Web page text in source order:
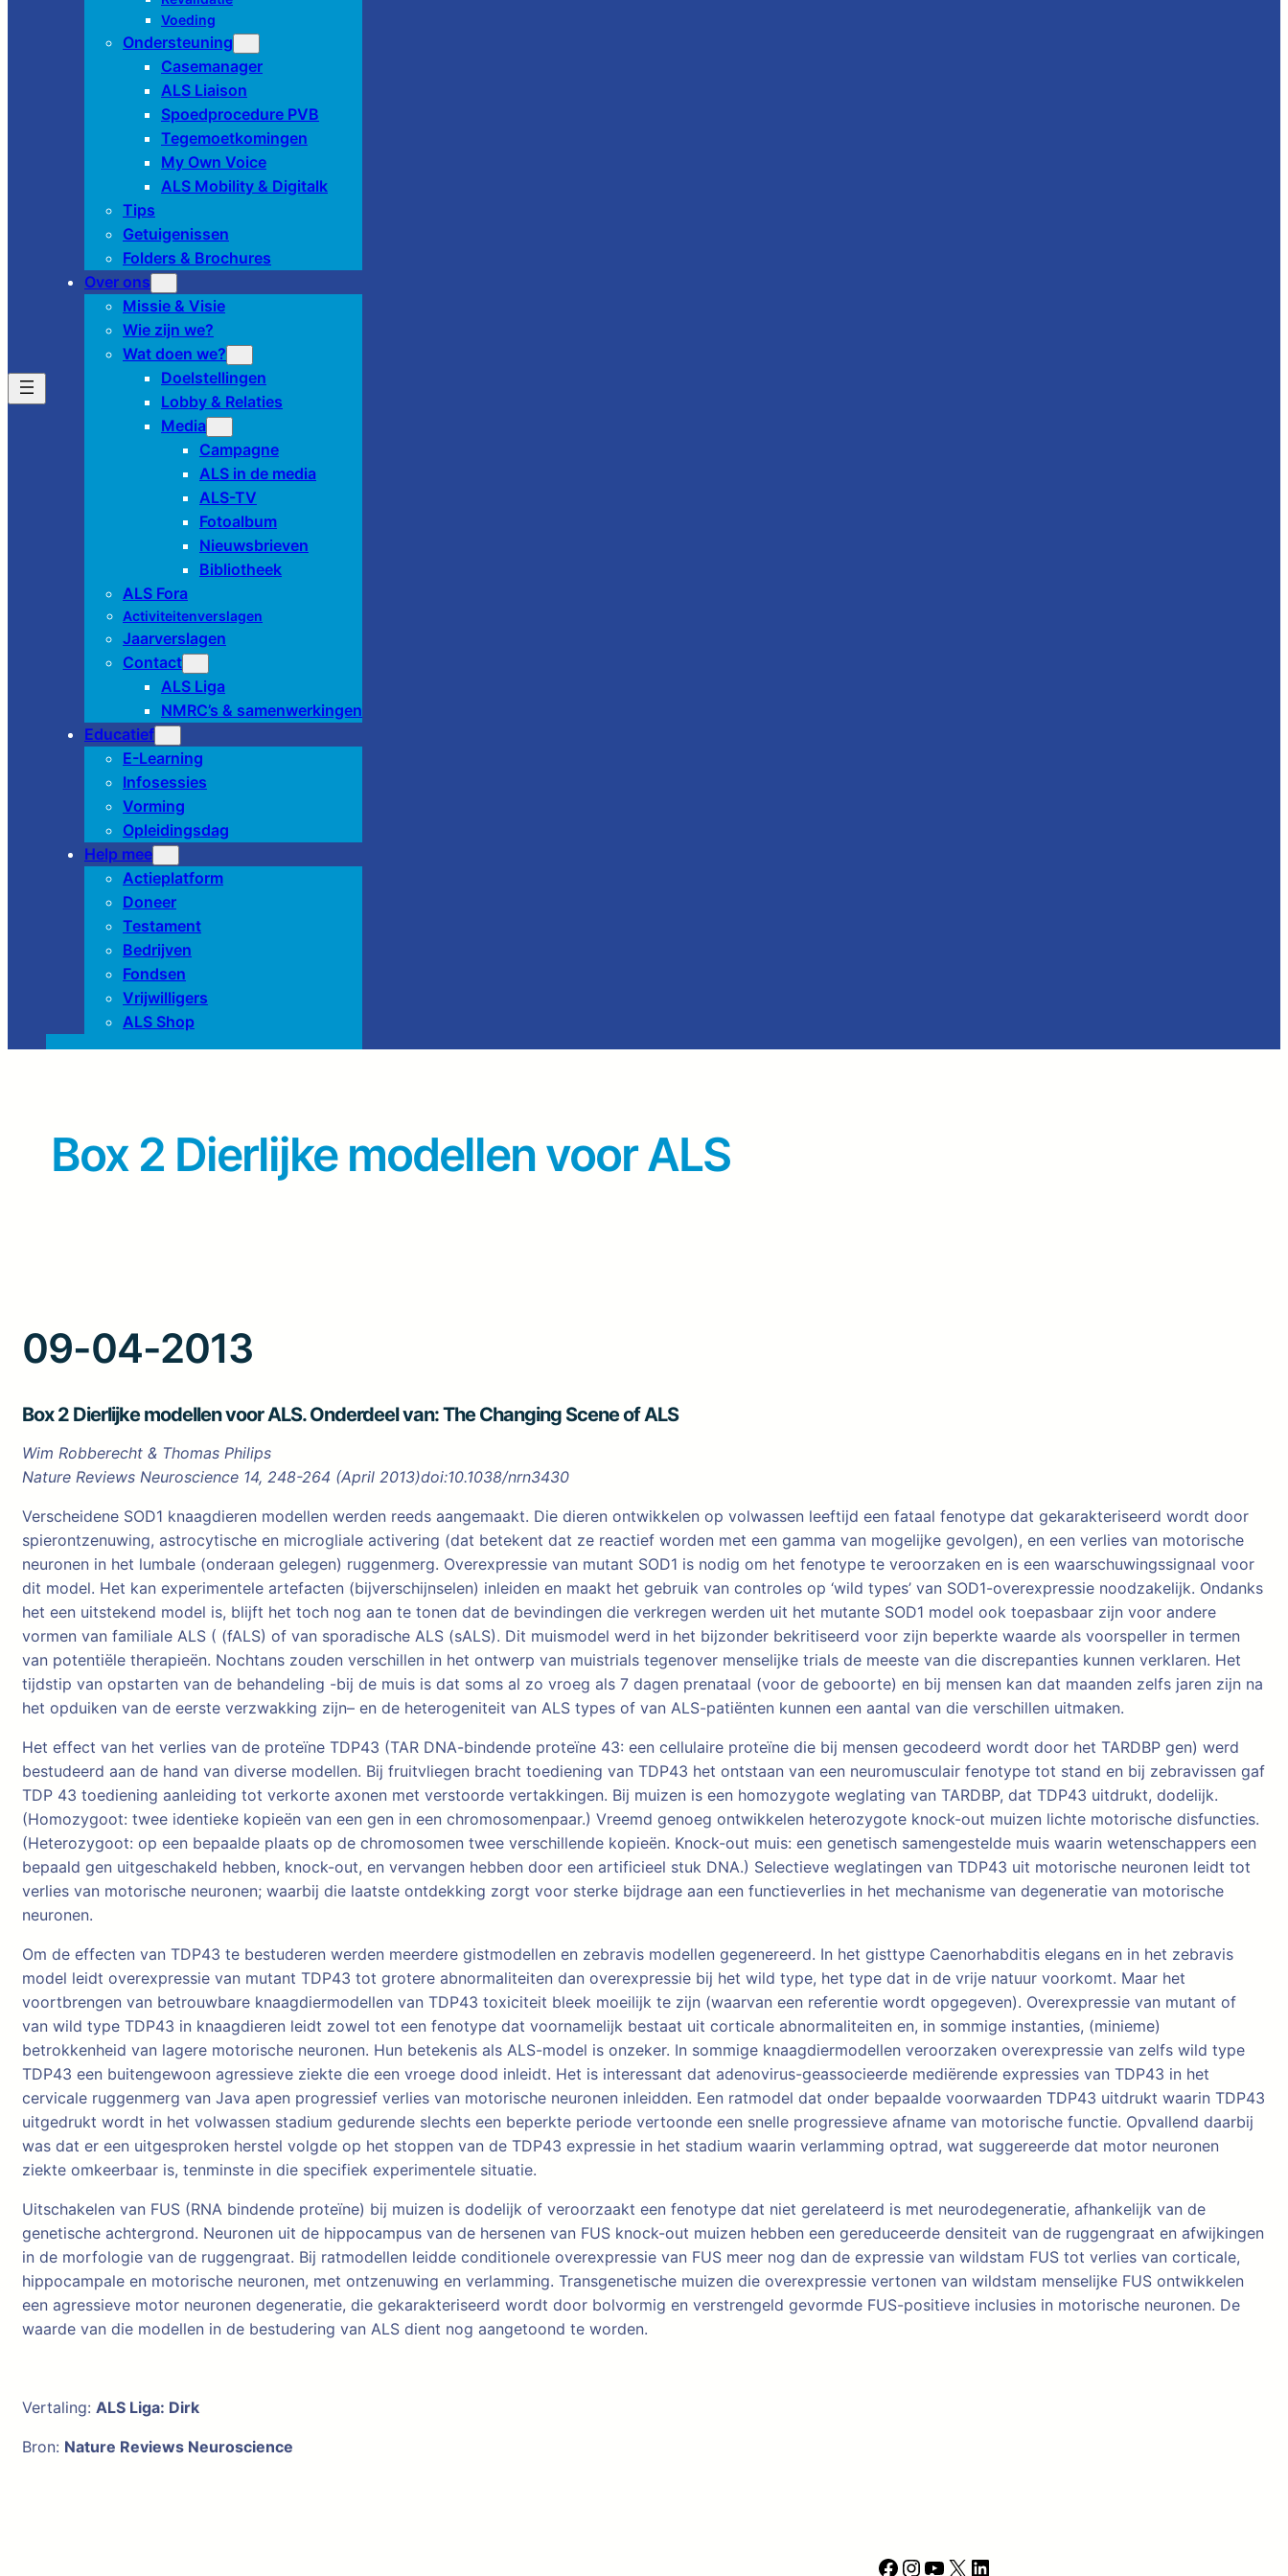
Voeding
Ondersteuning
Casemanager
ALS Liaison
Spoedprocedure PVB
Tegemoetkomingen
My Own Voice
ALS Mobility & Digitalk
Tips
Getuigenissen
Folders & Brochures
Over ons
Missie & Visie
Wie zijn we?
Wat doen we?
Doelstellingen
Lobby & Relaties
Media
Campagne
ALS in de media
ALS-TV
Fotoalbum
Nieuwsbrieven
Bibliotheek
ALS Fora
Activiteitenverslagen
Jaarverslagen
Contact
ALS Liga
NMRC’s & samenwerkingen
Educatief
E-Learning
Infosessies
Vorming
Opleidingsdag
Help mee
Actieplatform
Doneer
Testament
Bedrijven
Fondsen
Vrijwilligers
ALS Shop
Box 2 Dierlijke modellen voor ALS
09-04-2013
Box 2 Dierlijke modellen voor ALS. Onderdeel van: The Changing Scene of ALS
Wim Robberecht & Thomas Philips
Nature Reviews Neuroscience 14, 248-264 (April 2013)doi:10.1038/nrn3430
Verscheidene SOD1 knaagdieren modellen werden reeds aangemaakt. Die dieren ontwikkelen op volwassen leeftijd een fataal fenotype dat gekarakteriseerd wordt door
spierontzenuwing, astrocytische en microgliale activering (dat betekent dat ze reactief worden met een gamma van mogelijke gevolgen), en een verlies van motorische
neuronen in het lumbale (onderaan gelegen) ruggenmerg. Overexpressie van mutant SOD1 is nodig om het fenotype te veroorzaken en is een waarschuwingssignaal voor
dit model. Het kan experimentele artefacten (bijverschijnselen) inleiden en maakt het gebruik van controles op ‘wild types’ van SOD1-overexpressie noodzakelijk. Ondanks
het een uitstekend model is, blijft het toch nog aan te tonen dat de bevindingen die verkregen werden uit het mutante SOD1 model ook toepasbaar zijn voor andere
vormen van familiale ALS ( (fALS) of van sporadische ALS (sALS). Dit muismodel werd in het bijzonder bekritiseerd voor zijn beperkte waarde als voorspeller in termen
van potentiële therapieën. Nochtans zouden verschillen in het ontwerp van muistrials tegenover menselijke trials de meeste van die discrepanties kunnen verklaren. Het
tijdstip van opstarten van de behandeling -bij de muis is dat soms al zo vroeg als 7 dagen prenataal (voor de geboorte) en bij mensen kan dat maanden zelfs jaren zijn na
het opduiken van de eerste verzwakking zijn– en de heterogeniteit van ALS types of van ALS-patiënten kunnen een aantal van die verschillen uitmaken.
Het effect van het verlies van de proteïne TDP43 (TAR DNA-bindende proteïne 43: een cellulaire proteïne die bij mensen gecodeerd wordt door het TARDBP gen) werd
bestudeerd aan de hand van diverse modellen. Bij fruitvliegen bracht toediening van TDP43 het ontstaan van een neuromusculair fenotype tot stand en bij zebravissen gaf
TDP 43 toediening aanleiding tot verkorte axonen met verstoorde vertakkingen. Bij muizen is een homozygote weglating van TARDBP, dat TDP43 uitdrukt, dodelijk.
(Homozygoot: twee identieke kopieën van een gen in een chromosomenpaar.) Vreemd genoeg ontwikkelen heterozygote knock-out muizen lichte motorische disfuncties.
(Heterozygoot: op een bepaalde plaats op de chromosomen twee verschillende kopieën. Knock-out muis: een genetisch samengestelde muis waarin wetenschappers een
bepaald gen uitgeschakeld hebben, knock-out, en vervangen hebben door een artificieel stuk DNA.) Selectieve weglatingen van TDP43 uit motorische neuronen leidt tot
verlies van motorische neuronen; waarbij die laatste ontdekking zorgt voor sterke bijdrage aan een functieverlies in het mechanisme van degeneratie van motorische
neuronen.
Om de effecten van TDP43 te bestuderen werden meerdere gistmodellen en zebravis modellen gegenereerd. In het gisttype Caenorhabditis elegans en in het zebravis
model leidt overexpressie van mutant TDP43 tot grotere abnormaliteiten dan overexpressie bij het wild type, het type dat in de vrije natuur voorkomt. Maar het
voortbrengen van betrouwbare knaagdiermodellen van TDP43 toxiciteit bleek moeilijk te zijn (waarvan een referentie wordt opgegeven). Overexpressie van mutant of
van wild type TDP43 in knaagdieren leidt zowel tot een fenotype dat voornamelijk bestaat uit corticale abnormaliteiten en, in sommige instanties, (minieme)
betrokkenheid van lagere motorische neuronen. Hun betekenis als ALS-model is onzeker. In sommige knaagdiermodellen veroorzaken overexpressie van zelfs wild type
TDP43 een buitengewoon agressieve ziekte die een vroege dood inleidt. Het is interessant dat adenovirus-geassocieerde mediërende expressies van TDP43 in het
cervicale ruggenmerg van Java apen progressief verlies van motorische neuronen inleidden. Een ratmodel dat onder bepaalde voorwaarden TDP43 uitdrukt waarin TDP43
uitgedrukt wordt in het volwassen stadium gedurende slechts een beperkte periode vertoonde een snelle progressieve afname van motorische functie. Opvallend daarbij
was dat er een uitgesproken herstel volgde op het stoppen van de TDP43 expressie in het stadium waarin verlamming optrad, wat suggereerde dat motor neuronen
ziekte omkeerbaar is, tenminste in die specifiek experimentele situatie.
Uitschakelen van FUS (RNA bindende proteïne) bij muizen is dodelijk of veroorzaakt een fenotype dat niet gerelateerd is met neurodegeneratie, afhankelijk van de
genetische achtergrond. Neuronen uit de hippocampus van de hersenen van FUS knock-out muizen hebben een gereduceerde densiteit van de ruggengraat en afwijkingen
in de morfologie van de ruggengraat. Bij ratmodellen leidde conditionele overexpressie van FUS meer nog dan de expressie van wildstam FUS tot verlies van corticale,
hippocampale en motorische neuronen, met ontzenuwing en verlamming. Transgenetische muizen die overexpressie vertonen van wildstam menselijke FUS ontwikkelen
een agressieve motor neuronen degeneratie, die gekarakteriseerd wordt door bolvormig en verstrengeld gevormde FUS-positieve inclusies in motorische neuronen. De
waarde van die modellen in de bestudering van ALS dient nog aangetoond te worden.
Vertaling: ALS Liga: Dirk
Bron: Nature Reviews Neuroscience
F I Y X